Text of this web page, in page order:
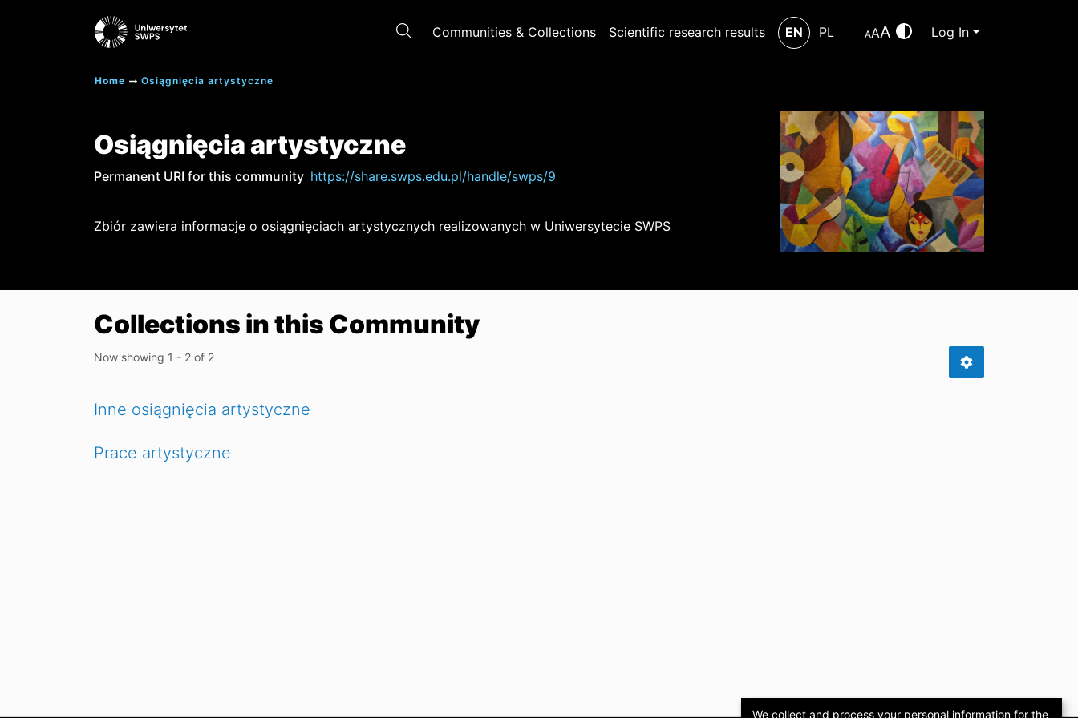
Communities & Collections Scientific research results EN PL AAA Log In
Home Osiągnięcia artystyczne
Osiągnięcia artystyczne
Permanent URI for this community https://share.swps.edu.pl/handle/swps/9
Zbiór zawiera informacje o osiągnięciach artystycznych realizowanych w Uniwersytecie SWPS
Collections in this Community
Now showing 1 - 2 of 2
Inne osiągnięcia artystyczne
Prace artystyczne
We collect and process your personal information for the